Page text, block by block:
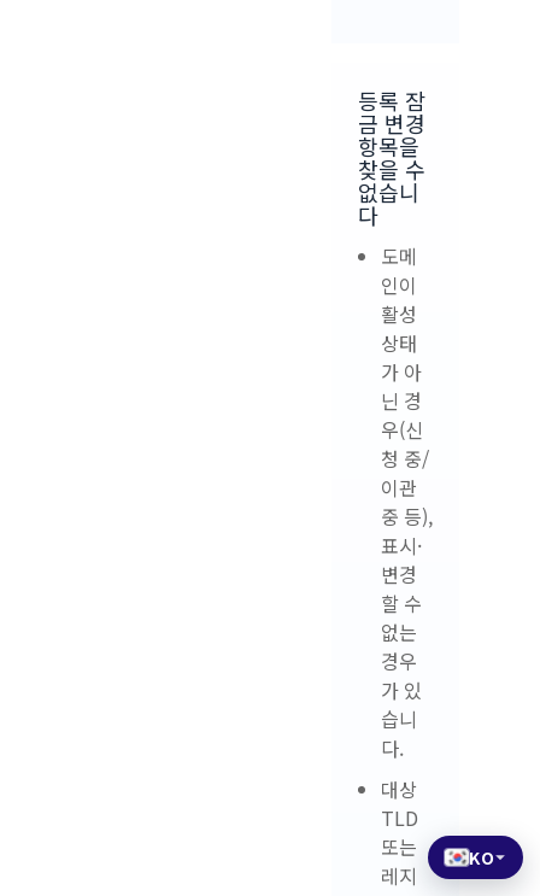
등록 잠
금 변경
항목을
찾을 수
없습니
다
도메
인이
활성
상태
가 아
닌 경
우(신
청 중/
이관
중 등),
표시·
변경
할 수
없는
경우
가 있
습니
다.
대상
TLD
또는
레지
KO